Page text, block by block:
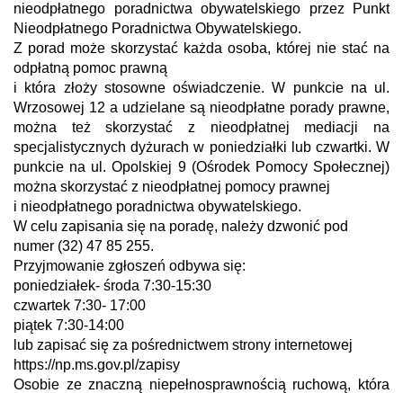
nieodpłatnego poradnictwa obywatelskiego przez Punkt
Nieodpłatnego Poradnictwa Obywatelskiego.
Z porad może skorzystać każda osoba, której nie stać na
odpłatną pomoc prawną
i która złoży stosowne oświadczenie. W punkcie na ul.
Wrzosowej 12 a udzielane są nieodpłatne porady prawne,
można też skorzystać z nieodpłatnej mediacji na
specjalistycznych dyżurach w poniedziałki lub czwartki. W
punkcie na ul. Opolskiej 9 (Ośrodek Pomocy Społecznej)
można skorzystać z nieodpłatnej pomocy prawnej
i nieodpłatnego poradnictwa obywatelskiego.
W celu zapisania się na poradę, należy dzwonić pod
numer (32) 47 85 255.
Przyjmowanie zgłoszeń odbywa się:
poniedziałek- środa 7:30-15:30
czwartek 7:30- 17:00
piątek 7:30-14:00
lub zapisać się za pośrednictwem strony internetowej
https://np.ms.gov.pl/zapisy
Osobie ze znaczną niepełnosprawnością ruchową, która